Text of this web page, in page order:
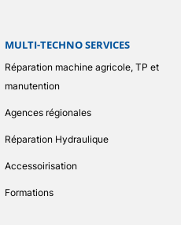
MULTI-TECHNO SERVICES
Réparation machine agricole, TP et
manutention
Agences régionales
Réparation Hydraulique
Accessoirisation
Formations